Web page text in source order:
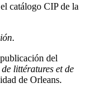
catálogo CIP de la
.
del
littératures et de
de Orleans.